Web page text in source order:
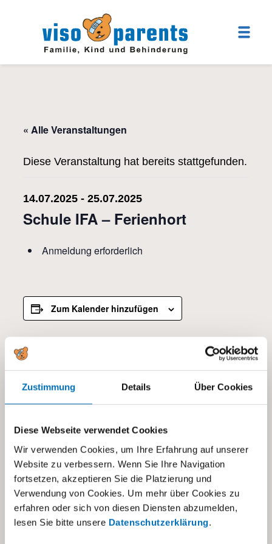
Zustimmung Details Über Cookies
Diese Webseite verwendet Cookies
Wir verwenden Cookies, um Ihre Erfahrung auf unserer
Website zu verbessern. Wenn Sie Ihre Navigation
fortsetzen, akzeptieren Sie die Platzierung und
Verwendung von Cookies. Um mehr über Cookies zu
erfahren oder sich von diesen Diensten abzumelden,
lesen Sie bitte unsere Datenschutzerklärung.
« Alle Veranstaltungen
Diese Veranstaltung hat bereits stattgefunden.
14.07.2025 - 25.07.2025
Schule IFA – Ferienhort
Anmeldung erforderlich
Zum Kalender hinzufügen
DETAILS
14.07.2025
25.07.2025
Kategorien:
Alle,Schule IFA